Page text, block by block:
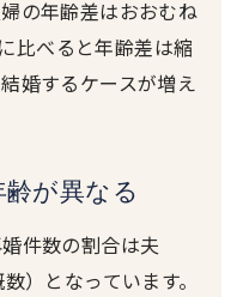
の年齢差はおおむね
比べると年齢差は縮
婚するケースが増え
が異なる
件数の割合は夫
）となっています。